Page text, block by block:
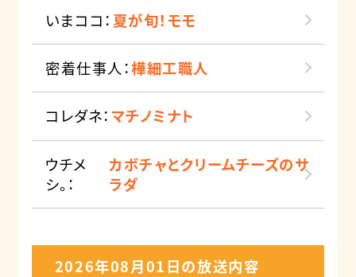
いまココ： 夏が旬！モモ
密着仕事人：樺細工職人
コレダネ：マチノミナト
ウチメ
シ。：
カボチャとクリームチーズのサ
ラダ
2026年08月01日の放送内容